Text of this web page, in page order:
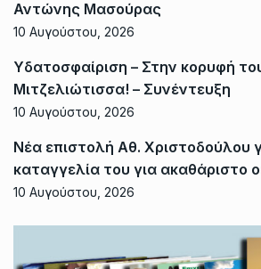
Αντώνης Μασούρας
10 Αυγούστου, 2026
Υδατοσφαίριση – Στην κορυφή
Μιτζελιώτισσα! – Συνέντευξη
10 Αυγούστου, 2026
Νέα επιστολή Αθ. Χριστοδούλου
καταγγελία του για ακαθάριστο
10 Αυγούστου, 2026